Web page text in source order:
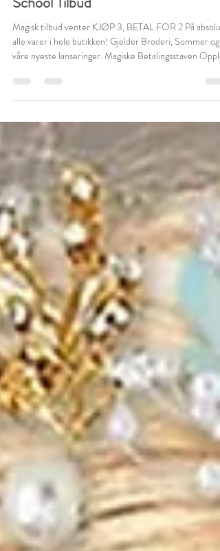
3 for 2 på HELE butikken! ✨ Back
School Tilbud
Magisk tilbud venter KJØP 3, BETAL FOR 2 På absolutt
som holder kortet ditt trygt mens den gir deg ekstra
rekkevidde i bomstasjoner og drive-throughs. En leken
praktisk løsning som sprer glede ved hver transaksjon.
kr160,00 Nyhet: Kosmetikk for sensitiv hud Vi er stolte
av å lansere vår nye veganske og økologi